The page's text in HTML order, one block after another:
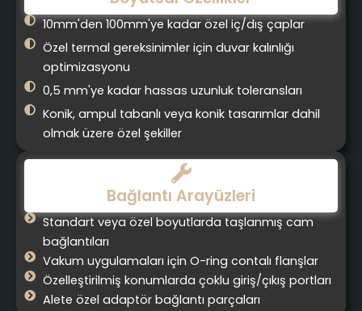
10mm'den 100mm'ye kadar özel iç/dış çaplar
Özel termal gereksinimler için duvar kalınlığı
optimizasyonu
0,5 mm'ye kadar hassas uzunluk toleransları
Konik, ampul tabanlı veya konik tasarımlar dahil
olmak üzere özel şekiller
Bağlantı Arayüzleri
Standart veya özel boyutlarda taşlanmış cam
bağlantıları
Vakum uygulamaları için O-ring contalı flanşlar
Özelleştirilmiş konumlarda çoklu giriş/çıkış portları
Alete özel adaptör bağlantı parçaları